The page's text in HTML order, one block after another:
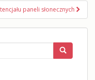
paneli słonecznych